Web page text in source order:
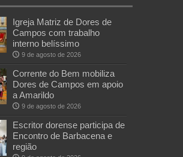
Igreja Matriz de Dores de
Campos com trabalho
interno belíssimo
9 de agosto de 2026
Corrente do Bem mobiliza
Dores de Campos em apoio
a Amarildo
9 de agosto de 2026
Escritor dorense participa de
Encontro de Barbacena e
região